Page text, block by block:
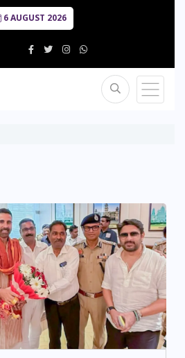
6 AUGUST 2026